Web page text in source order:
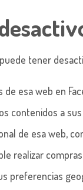
tener
esa web en
contenidos a
de esa web,
realizar
preferencias